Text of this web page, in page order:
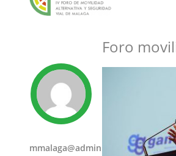
mmalaga@admin
Foro